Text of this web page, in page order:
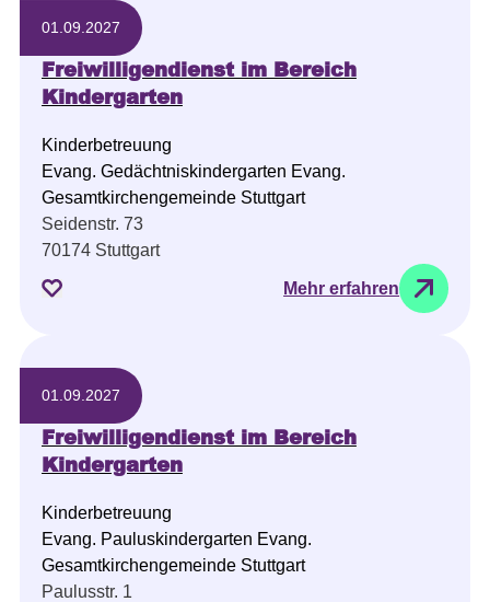
01.09.2027
Freiwilligendienst im Bereich
Kindergarten
Kinderbetreuung
Evang. Gedächtniskindergarten Evang.
Gesamtkirchengemeinde Stuttgart
Seidenstr. 73
70174 Stuttgart
Mehr erfahren
01.09.2027
Freiwilligendienst im Bereich
Kindergarten
Kinderbetreuung
Evang. Pauluskindergarten Evang.
Gesamtkirchengemeinde Stuttgart
Paulusstr. 1